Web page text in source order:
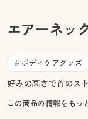
マイページ
閲覧履歴
お気に入り
閲覧履歴
お気に入り
サポート
エアーネッ
# ボディケアグッズ
好みの高さで首のス
この商品の情報をもっ